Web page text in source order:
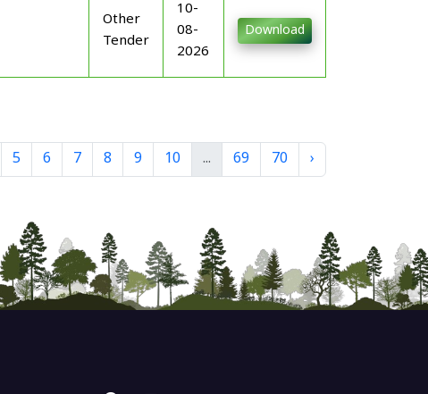
Other
Tender
10-
08-
2026
Download
5 6 7 8 9 10 ... 69 70 ›